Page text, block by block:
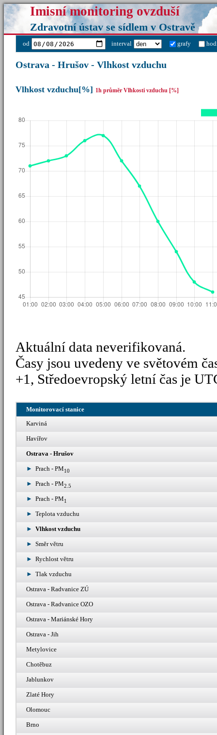
Imisní monitoring ovzduší
Zdravotní ústav se sídlem v Ostravě
Monitorovací stanice
Karviná
Havířov
Ostrava - Hrušov
Prach - PM10
Prach - PM2.5
Prach - PM1
Teplota vzduchu
Vlhkost vzduchu
Směr větru
Rychlost větru
Tlak vzduchu
Ostrava - Radvanice ZÚ
Ostrava - Radvanice OZO
Ostrava - Mariánské Hory
Ostrava - Jih
Metylovice
Chotěbuz
Jablunkov
Zlaté Hory
Olomouc
Brno
od interval grafy
Ostrava - Hrušov - Vlhkost vzduchu
Vlhkost vzduchu[%] 1h průměr Vlhkosti vzduchu [%]
Aktuální data neverifikovaná.
Časy jsou uvedeny ve světovém
+1, Středoevropský letní čas je